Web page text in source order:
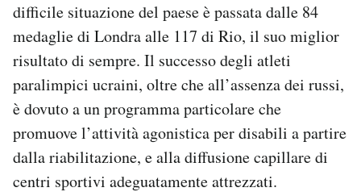
difficile situazione del paese è passata dalle 84
medaglie di Londra alle 117 di Rio, il suo miglior
risultato di sempre. Il successo degli atleti
paralimpici ucraini, oltre che all’assenza dei russi,
è dovuto a un programma particolare che
promuove l’attività agonistica per disabili a partire
dalla riabilitazione, e alla diffusione capillare di
centri sportivi adeguatamente attrezzati.